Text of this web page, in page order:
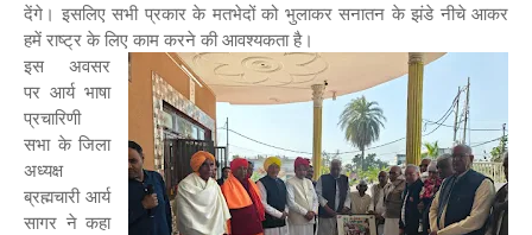
देंगे। इसलिए सभी प्रकार के मतभेदों को भुलाकर सनातन के झंडे नीचे आकर
हमें राष्ट्र के लिए काम करने की आवश्यकता है।
इस अवसर
पर आर्य भाषा
प्रचारिणी
सभा के जिला
अध्यक्ष
ब्रह्मचारी आर्य
सागर ने कहा